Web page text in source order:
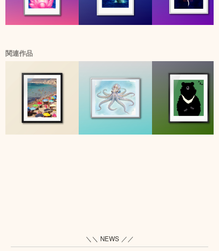
関連作品
＼＼ NEWS ／／